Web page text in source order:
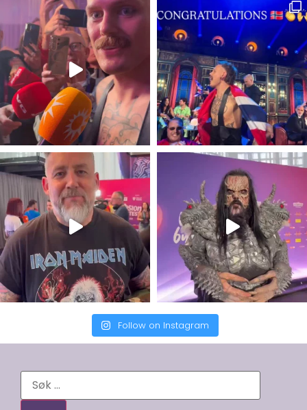
Follow on Instagram